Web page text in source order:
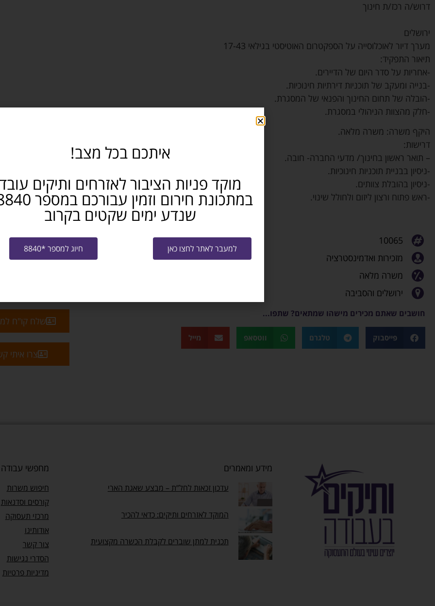
דרוש/ה רכז/ת חינוך
ירושלים
מערך דיור לאוכלוסייה על הספקטרום האוטיסטי בגילאי 17-43
תיאור התפקיד:
-אחריות על סדר היום של הדיירים.
-בנייה ומעקב של תוכניות דירתיות חינוכיות.
-הובלה של תחום החינוך והפנאי של המסגרת.
-חלק מהצוות הניהולי במסגרת.
היקף משרה: משרה מלאה.
דרישות:
– תואר ראשון בחינוך/ מדעי החברה- חובה.
-ניסיון בבניית תוכניות חינוכיות.
-ניסיון בהובלת צוותים.
-ראש פתוח ורצון ליזום ולחולל שינוי.
10065
מזכירות ואדמינסטרציה
משרה מלאה
ירושלים והסביבה
חושבים שאתם מכירים מישהו שמתאים? שתפו...
פייסבוק טלגרם ווטסאפ מייל
שלח קו"ח
צרו איתי
מידע ומאמרים
עדכון זכאות לחל”ת – מבצע שאגת הארי
המוקד לאזרחים ותיקים: כדאי להכיר
תכנית למתן שוברים לקבלת הכשרה מקצועית
מחפשי עבודה
חיפוש משרות
קורסים וסדנאות
מרכזי תעסוקה
אודותינו
צור קשר
הסדרי נגישות
מדיניות פרטיות
איתכם בכל מצב!
מוקד פניות הציבור לאזרחים ותיקים
שנדע ימים שקטים בקרוב
למעבר לאתר לחצו כאן חיוג למספר *8840